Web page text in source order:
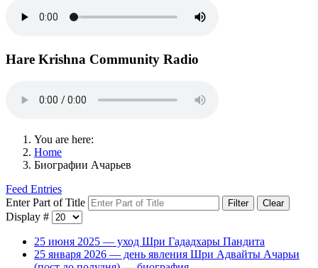
Hare Krishna Community Radio
You are here:
Home
Биографии Ачарьев
Feed Entries
Enter Part of Title
Filter Clear
Display #
25 июня 2025 — уход Шри Гададхары Пандита
25 января 2026 — день явления Шри Адвайты Ачарьи